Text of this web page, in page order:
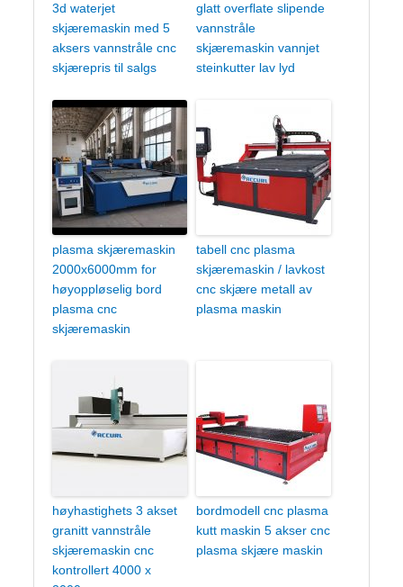
3d waterjet
skjæremaskin med 5
aksers vannstråle cnc
skjærepris til salgs
glatt overflate slipende
vannstråle
skjæremaskin vannjet
steinkutter lav lyd
plasma skjæremaskin
2000x6000mm for
høyoppløselig bord
plasma cnc
skjæremaskin
tabell cnc plasma
skjæremaskin / lavkost
cnc skjære metall av
plasma maskin
høyhastighets 3 akset
granitt vannstråle
skjæremaskin cnc
kontrollert 4000 x
bordmodell cnc plasma
kutt maskin 5 akser cnc
plasma skjære maskin